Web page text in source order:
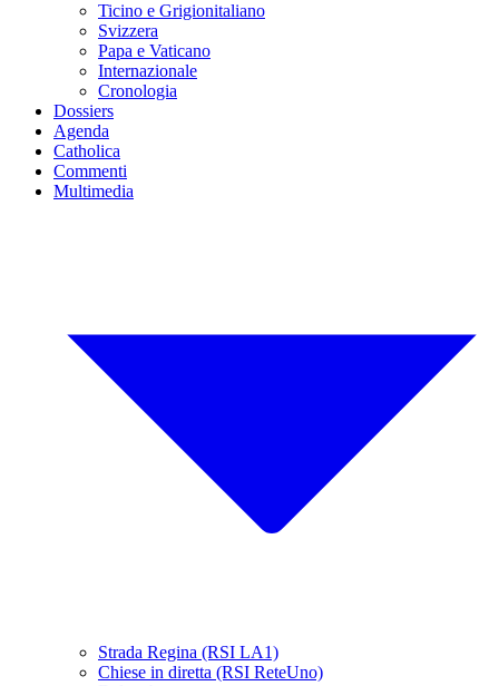
Ticino e Grigionitaliano
Svizzera
Papa e Vaticano
Internazionale
Cronologia
Dossiers
Agenda
Catholica
Commenti
Multimedia
Strada Regina (RSI LA1)
Chiese in diretta (RSI ReteUno)